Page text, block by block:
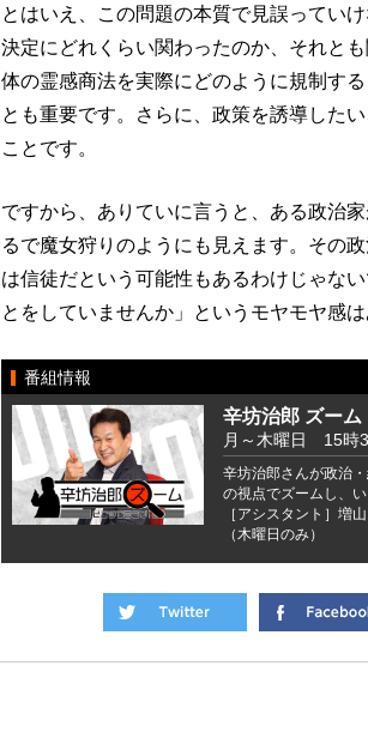
とはいえ、この問題の本質で見誤ってい
決定にどれくらい関わったのか、それと
体の霊感商法を実際にどのように規制す
とも重要です。さらに、政策を誘導した
ことです。
ですから、ありていに言うと、ある政治
るで魔女狩りのようにも見えます。その
は信徒だという可能性もあるわけじゃな
とをしていませんか」というモヤモヤ感
番組情報
辛坊治郎 ズー
月～木曜日 15
辛坊治郎さんが政治
の視点でズームし、
［アシスタント］増
（木曜日のみ）